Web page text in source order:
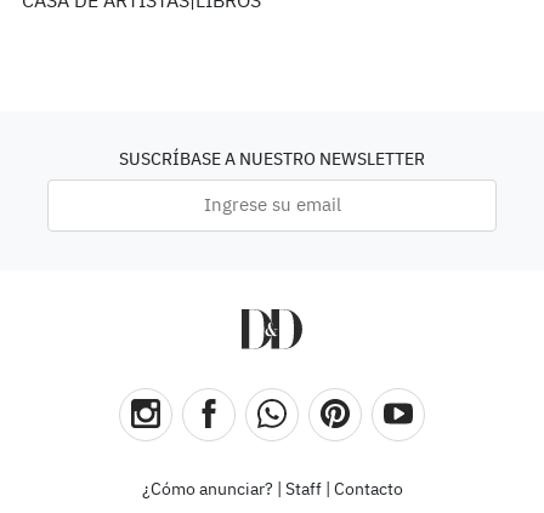
SUSCRÍBASE A NUESTRO NEWSLETTER
¿Cómo anunciar? Staff| Contacto